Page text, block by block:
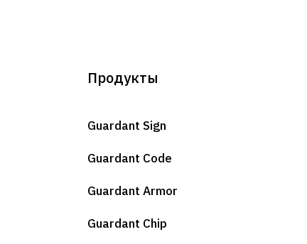
Продукты
Guardant Sign
Guardant Code
Guardant Armor
Guardant Chip